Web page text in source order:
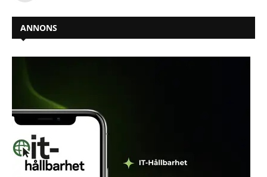
ANNONS